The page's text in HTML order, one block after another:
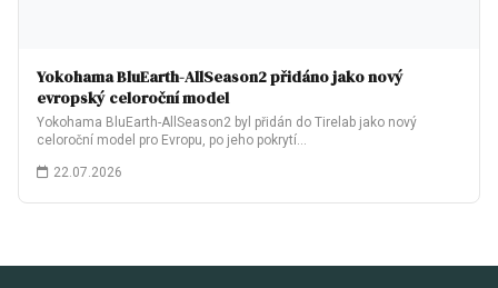
Yokohama BluEarth-AllSeason2 přidáno jako nový
evropský celoroční model
Yokohama BluEarth-AllSeason2 byl přidán do Tirelab jako nový
celoroční model pro Evropu, po jeho pokrytí…
22.07.2026